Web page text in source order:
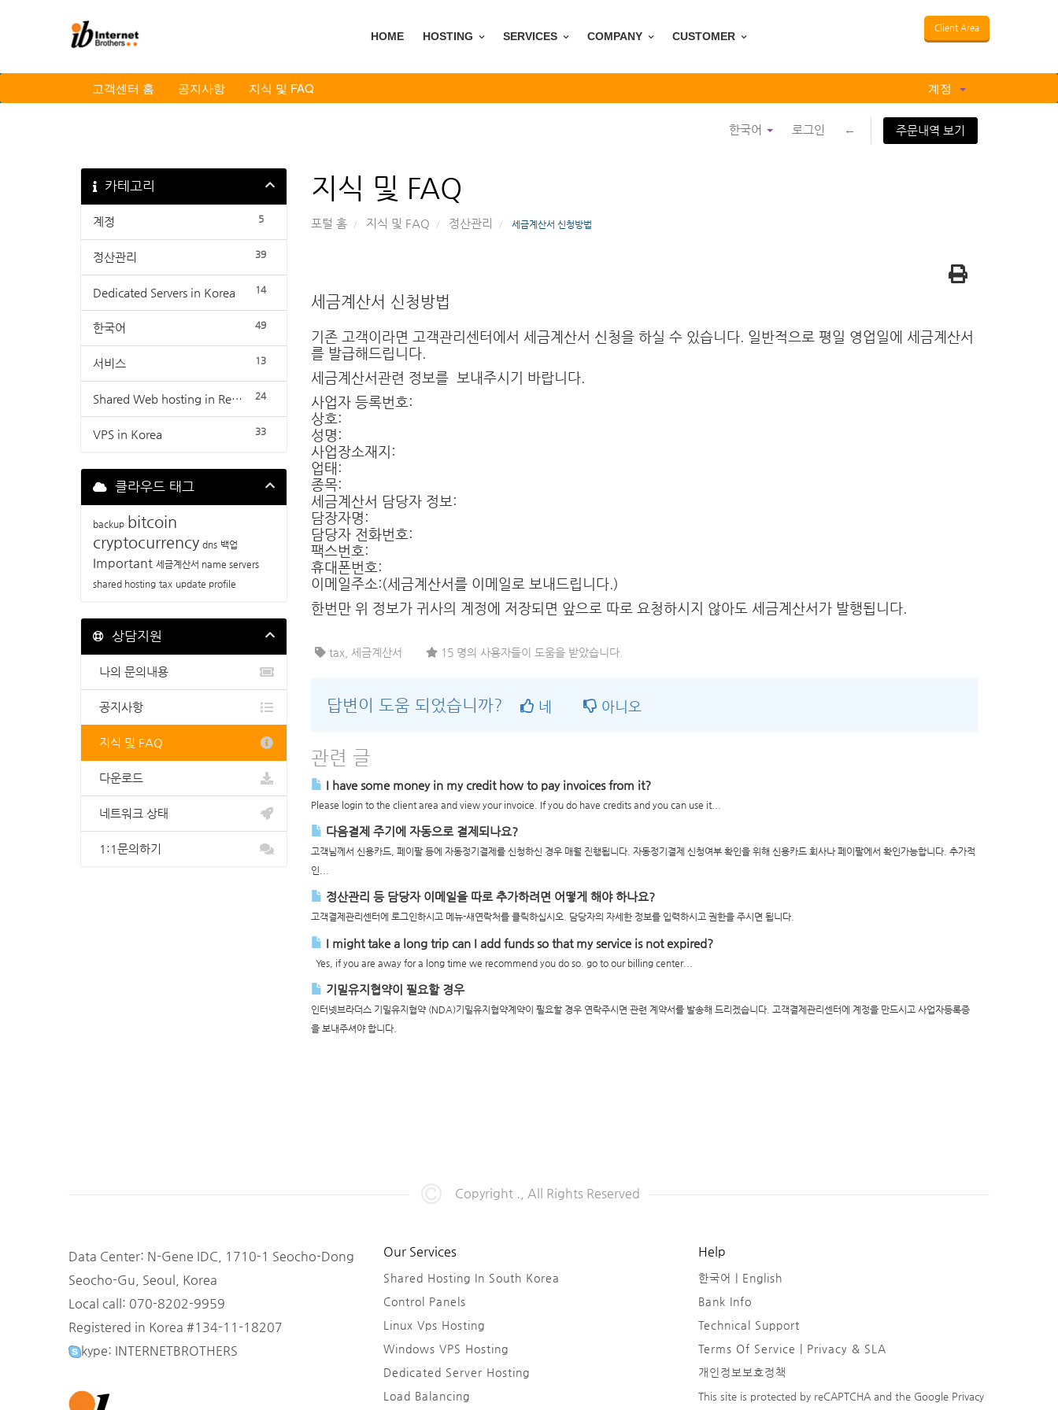
HOME HOSTING SERVICES COMPANY CUSTOMER
Client Area
고객센터 홈 공지사항 지식 및 FAQ 계정
한국어 로그인 ← 주문내역 보기
지식 및 FAQ
포털 홈 지식 및 FAQ 정산관리 세금계산서 신청방법
카테고리
5
계정
39
정산관리
14
Dedicated Servers in Korea
49
한국어
13
서비스
24
Shared Web hosting in Republic of Korea
33
VPS in Korea
세금계산서 신청방법
기존 고객이라면 고객관리센터에서 세금계산서 신청을 하실 수 있습니다. 일반적으로 평일 영업일에 세금계산서
를 발급해드립니다.
세금계산서관련 정보를 보내주시기 바랍니다.
사업자 등록번호:
상호:
성명:
사업장소재지:
업태:
종목:
세금계산서 담당자 정보:
담장자명:
담당자 전화번호:
팩스번호:
휴대폰번호:
이메일주소:(세금계산서를 이메일로 보내드립니다.)
한번만 위 정보가 귀사의 계정에 저장되면 앞으로 따로 요청하시지 않아도 세금계산서가 발행됩니다.
tax, 세금계산서 15 명의 사용자들이 도움을 받았습니다.
답변이 도움 되었습니까? 네 아니오
관련 글
I have some money in my credit how to pay invoices from it?
Please login to the client area and view your invoice. If you do have credits and you can use it...
다음결제 주기에 자동으로 결제되나요?
고객님께서 신용카드, 페이팔 등에 자동정기결제를 신청하신 경우 매월 진행됩니다. 자동정기결제 신청여부 확인을 위해 신용카드 회사나 페이팔에서 확인가능합니다. 추가적
인...
정산관리 등 담당자 이메일을 따로 추가하려면 어떻게 해야 하나요?
고객결제관리센터에 로그인하시고 메뉴-새연락처를 클릭하십시오. 담당자의 자세한 정보를 입력하시고 권한을 주시면 됩니다.
I might take a long trip can I add funds so that my service is not expired?
Yes, if you are away for a long time we recommend you do so. go to our billing center...
기밀유지협약이 필요할 경우
인터넷브라더스 기밀유지협약 (NDA)기밀유지협약계약이 필요할 경우 연락주시면 관련 계약서를 발송해 드리겠습니다. 고객결제관리센터에 계정을 만드시고 사업자등록증
을 보내주셔야 합니다.
클라우드 태그
backup bitcoin
cryptocurrency dns 백업
Important 세금계산서 name servers
shared hosting tax update profile
상담지원
나의 문의내용
공지사항
지식 및 FAQ
다운로드
네트워크 상태
1:1문의하기
Copyright ., All Rights Reserved
Data Center: N-Gene IDC, 1710-1 Seocho-Dong
Seocho-Gu, Seoul, Korea
Local call: 070-8202-9959
Registered in Korea #134-11-18207
kype: INTERNETBROTHERS
Our Services
Shared Hosting In South Korea
Control Panels
Linux Vps Hosting
Windows VPS Hosting
Dedicated Server Hosting
Load Balancing
Help
한국어 | English
Bank Info
Technical Support
Terms Of Service | Privacy & SLA
개인정보보호정책
This site is protected by reCAPTCHA and the Google Privacy